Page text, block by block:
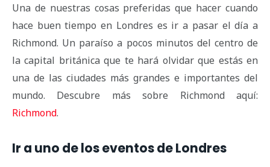
Una de nuestras cosas preferidas que hacer cuando
hace buen tiempo en Londres es ir a pasar el día a
Richmond. Un paraíso a pocos minutos del centro de
la capital británica que te hará olvidar que estás en
una de las ciudades más grandes e importantes del
mundo. Descubre más sobre Richmond aquí:
Richmond.
Ir a uno de los eventos de Londres